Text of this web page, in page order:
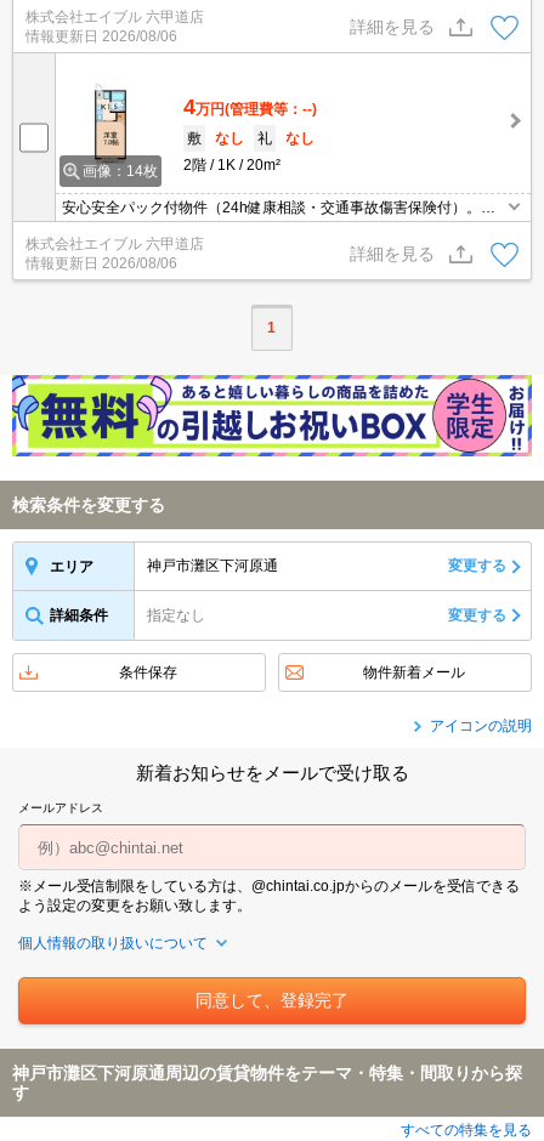
専任募集物件です。内見から契約までオンラインで対応可能です。
敷金・礼金なし。
株式会社エイブル 六甲道店
情報更新日 2026/08/06
詳細を見る
画像：14枚
4万円(管理費等：--)
敷
なし 礼
なし
2階
1K 20m²
安心安全パック付物件（24h健康相談・交通事故傷害保険付）。敷
ド払い可。当店の専任募集物件です。内見から契約までオンライン
で対応可能です。
株式会社エイブル 六甲道店
情報更新日 2026/08/06
詳細を見る
1
検索条件を変更する
エリア 神戸市灘区下河原通 変更する
詳細条件 指定なし 変更する
条件保存 物件新着メール
アイコンの説明
新着お知らせをメールで受け取る
メールアドレス
※メール受信制限をしている方は、@chintai.co.jpからのメールを受信できる
よう設定の変更をお願い致します。
個人情報の取り扱いについて
神戸市灘区下河原通周辺の賃貸物件をテーマ・特集・間取りから探
す
すべての特集を見る